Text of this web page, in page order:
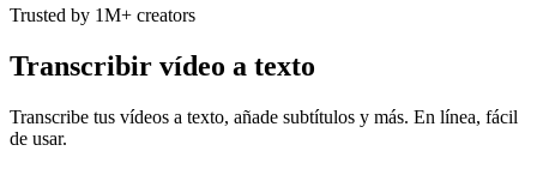
Trusted by 1M+ creators
Transcribir vídeo a texto
Transcribe tus vídeos a texto, añade subtítulos y más. En línea, fácil
de usar.